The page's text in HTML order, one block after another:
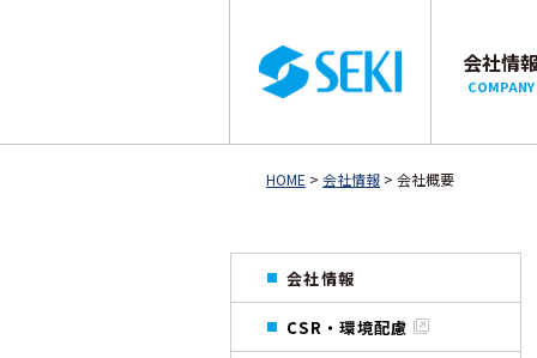
会社情
COMPANY
HOME > 会社情報 > 会社概要
会社情報
CSR・環境配慮